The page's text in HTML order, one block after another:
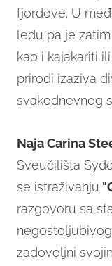
fjordove. U
ledu pa je
kao i kajakariti
prirodi izaziva
svakodnevnog
Naja Carina
Sveučilišta
se istraživanju
razgovoru sa
zadovoljni